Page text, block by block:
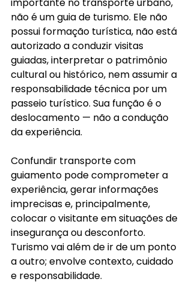
não é um guia de turismo. Ele não
possui formação turística, não está
autorizado a conduzir visitas
guiadas, interpretar o patrimônio
cultural ou histórico, nem assumir a
responsabilidade técnica por um
passeio turístico. Sua função é o
deslocamento — não a condução
da experiência.
Confundir transporte com
guiamento pode comprometer a
experiência, gerar informações
imprecisas e, principalmente,
colocar o visitante em situações de
insegurança ou desconforto.
Turismo vai além de ir de um ponto
a outro; envolve contexto, cuidado
e responsabilidade.